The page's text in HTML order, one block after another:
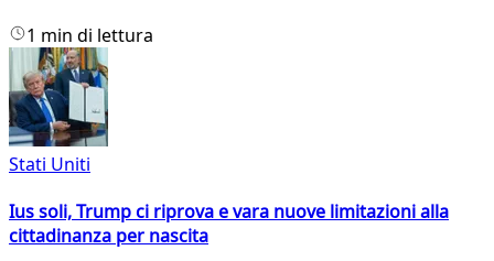
1 min di lettura
Stati Uniti
Ius soli, Trump ci riprova e vara nuove limitazioni alla
cittadinanza per nascita